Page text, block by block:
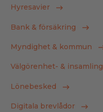
Hyresavier
Bank & försäkring
Myndighet & kommun
Välgörenhet- & insamling
Lönebesked
Digitala brevlådor